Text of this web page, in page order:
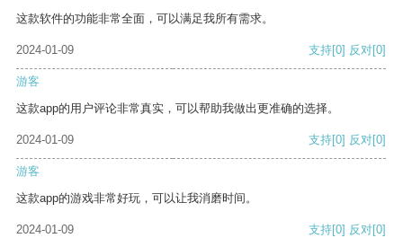
这款软件的功能非常全面，可以满足我所有需求。
2024-01-09 支持[0] 反对[0]
游客
这款app的用户评论非常真实，可以帮助我做出更准确的选择。
2024-01-09 支持[0] 反对[0]
游客
这款app的游戏非常好玩，可以让我消磨时间。
2024-01-09 支持[0] 反对[0]